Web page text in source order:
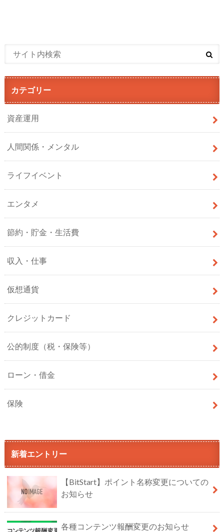
カテゴリー
資産運用
人間関係・メンタル
ライフイベント
エンタメ
節約・貯金・生活費
収入・仕事
仮想通貨
クレジットカード
公的制度（税・保険等）
ローン・借金
保険
新着エントリー
【BitStart】ポイント名称変更についての
お知らせ
各種コンテンツ報酬変更のお知らせ